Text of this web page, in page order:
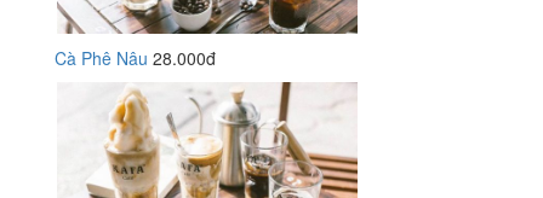
Cà Phê Nâu 28.000đ